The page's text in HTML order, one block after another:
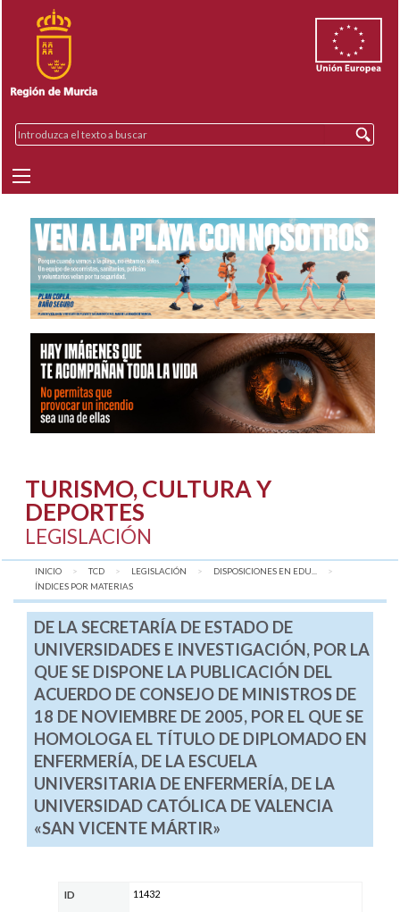
TURISMO, CULTURA Y
DEPORTES
LEGISLACIÓN
INICIO TCD LEGISLACIÓN
DISPOSICIONES EN EDU...
AQUÍ:
ÍNDICES POR MATERIAS
DE LA SECRETARÍA DE ESTADO DE
UNIVERSIDADES E INVESTIGACIÓN, POR LA
QUE SE DISPONE LA PUBLICACIÓN DEL
ACUERDO DE CONSEJO DE MINISTROS DE
18 DE NOVIEMBRE DE 2005, POR EL QUE SE
HOMOLOGA EL TÍTULO DE DIPLOMADO EN
ENFERMERÍA, DE LA ESCUELA
UNIVERSITARIA DE ENFERMERÍA, DE LA
UNIVERSIDAD CATÓLICA DE VALENCIA
«SAN VICENTE MÁRTIR»
ID 11432